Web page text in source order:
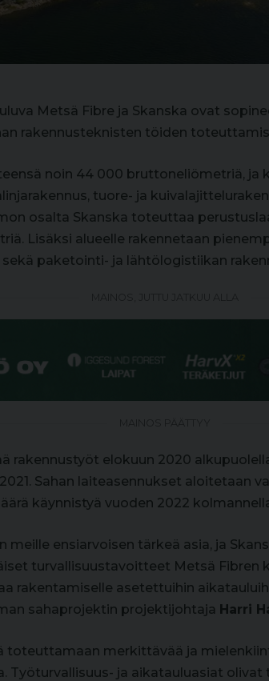
Metsä Fibre ja Skanska ovat
rakennusteknisten töiden
noin 44 000 bruttoneliömetriä, ja
tuore- ja
osalta Skanska toteuttaa
Lisäksi alueelle rakennetaan
paketointi- ja lähtölogistiikan
rakennustyöt elokuun 2020
Sahan laiteasennukset aloitetaan
käynnistyä vuoden 2022
meille ensiarvoisen tärkeä asia, ja
turvallisuustavoitteet Metsä Fibren
rakentamiselle asetettuihin
sahaprojektin projektijohtaja Harri
toteuttamaan merkittävää ja
Työturvallisuus- ja aikatauluasiat